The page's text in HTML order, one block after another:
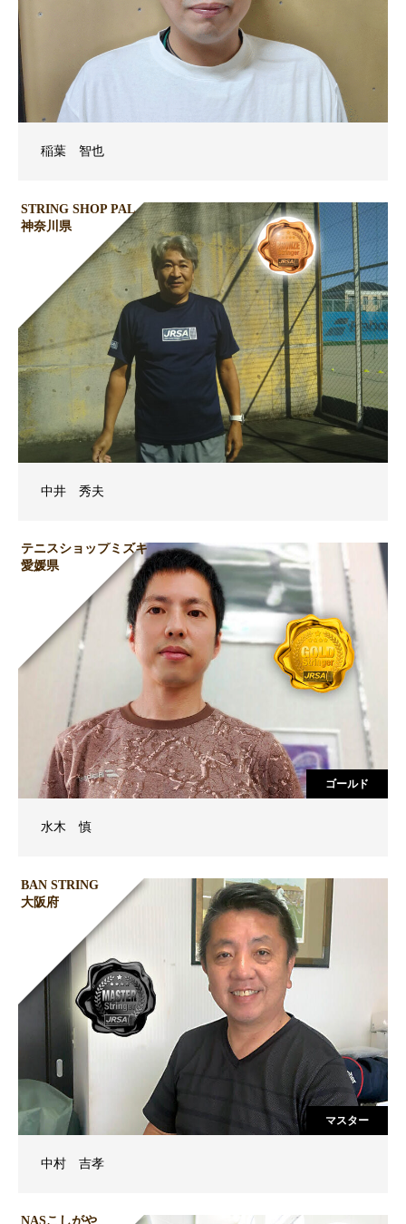
稲葉 智也
STRING SHOP PAL
神奈川県
中井 秀夫
テニスショップミズキ
愛媛県
ゴールド
水木 慎
BAN STRING
大阪府
マスター
中村 吉孝
NASこしがや